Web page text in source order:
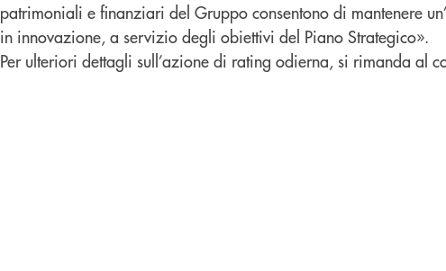
patrimoniali e finanziari del Gruppo consentono di mantenere
in innovazione, a servizio degli obiettivi del Piano Strategico».
Per ulteriori dettagli sull’azione di rating odierna, si rimanda al